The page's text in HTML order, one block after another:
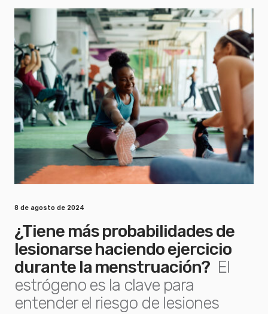
8 de agosto de 2024
¿Tiene más probabilidades de
lesionarse haciendo ejercicio
durante la menstruación? El
estrógeno es la clave para
entender el riesgo de lesiones